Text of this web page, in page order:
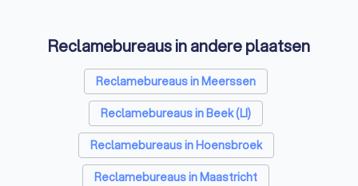
Vertaalbureaus in Valkenburg (LI)
SEO-specialisten in Valkenburg (LI)
Grafisch ontwerpers in Valkenburg (LI)
Accountants in Valkenburg (LI)
Reclamebureaus in andere plaatsen
Reclamebureaus in Meerssen
Reclamebureaus in Beek (LI)
Reclamebureaus in Hoensbroek
Reclamebureaus in Maastricht